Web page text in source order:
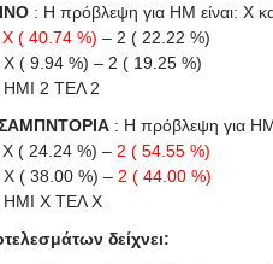
: Η πρόβλεψη για HΜ είναι: X
X ( 40.74 %) – 2 ( 22.22 %)
X ( 9.94 %) – 2 ( 19.25 %)
ΗΜΙ 2 ΤΕΛ 2
: Η πρόβλεψη για HΜ
( 24.24 %) – 2 ( 54.55 %)
( 38.00 %) – 2 ( 44.00 %)
ΗΜΙ X ΤΕΛ X
δείχνει: